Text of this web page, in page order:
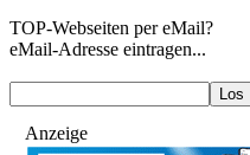
TOP-Webseiten per eMail?
eMail-Adresse eintragen...
Anzeige